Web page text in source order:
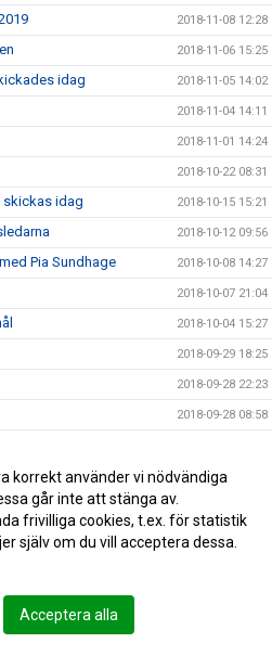
2018-11-08 12:28
2018-11-06 15:25
idag 2018-11-05 14:02
2018-11-04 14:11
2018-11-01 14:24
2018-10-22 08:31
skickas idag 2018-10-15 15:21
2018-10-12 09:56
Pia Sundhage 2018-10-08 14:27
2018-10-07 21:04
2018-10-04 15:27
2018-09-29 18:25
2018-09-28 22:23
2018-09-28 08:58
2018-09-19 21:41
2018-09-14 11:21
2018-09-10 09:55
korrekt använder vi nödvändiga
går inte att stänga av.
frivilliga cookies, t.ex. för statistik
själv om du vill acceptera dessa.
Acceptera alla